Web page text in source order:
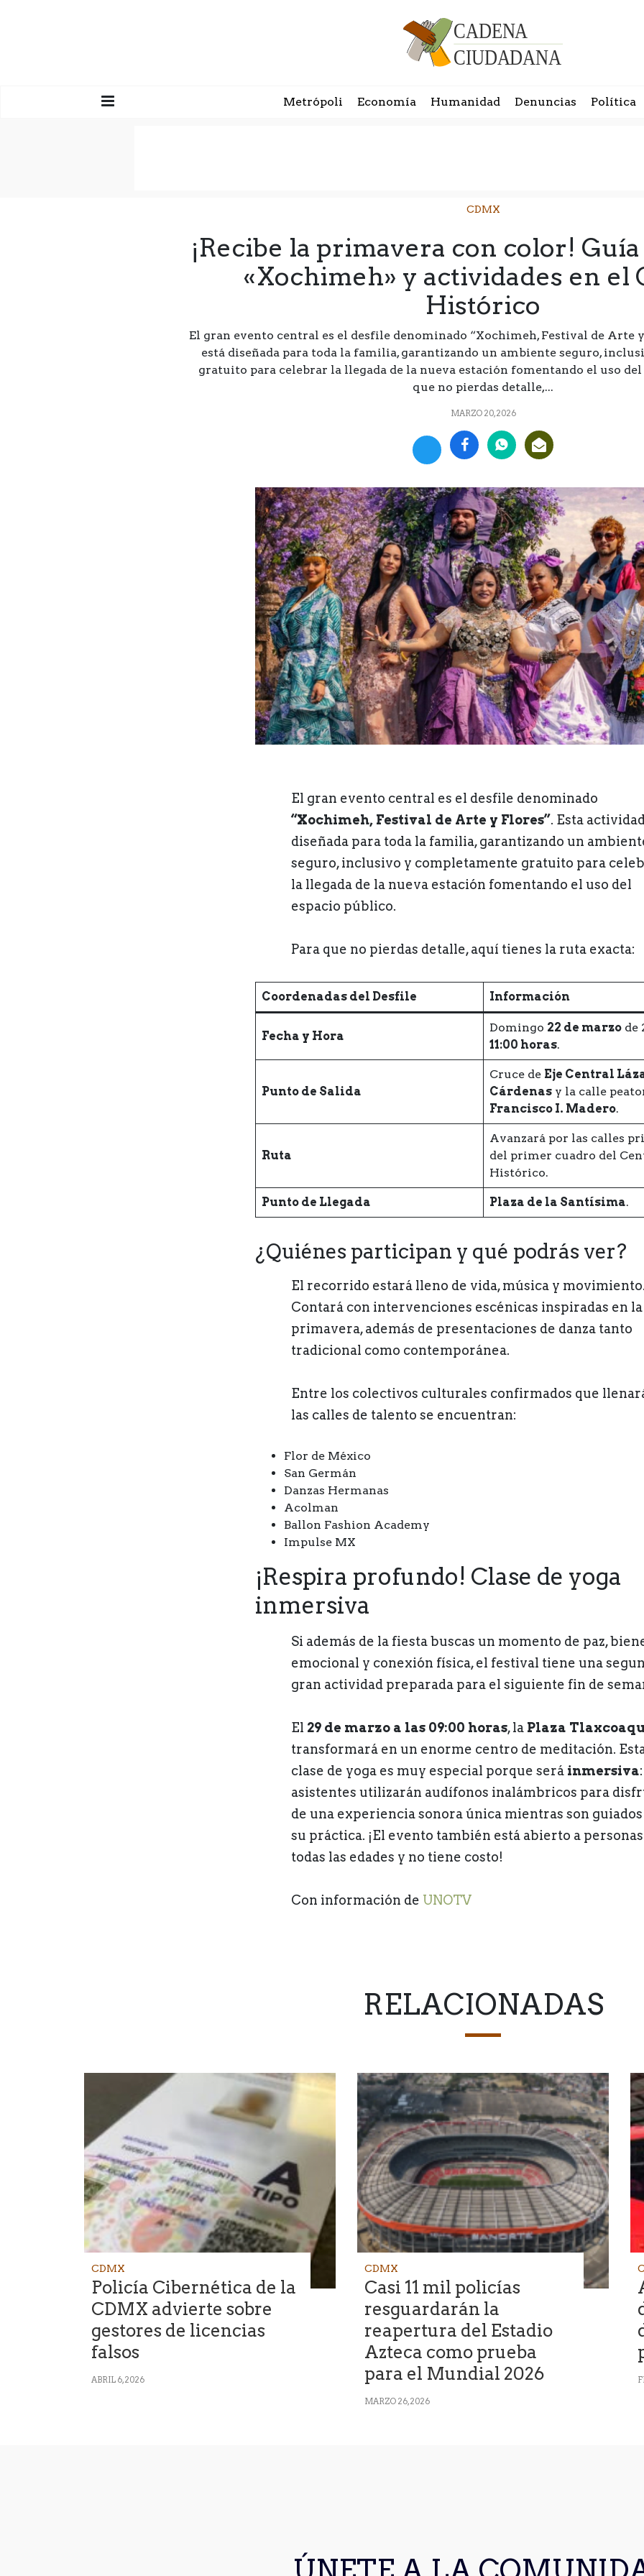
Metrópoli Economía Humanidad Denuncias Política
CDMX
¡Recibe la primavera con color!
«Xochimeh» y actividades en el
Histórico
El gran evento central es el desfile denominado “Xochimeh, Festival de Arte
está diseñada para toda la familia, garantizando un ambiente seguro,
gratuito para celebrar la llegada de la nueva estación fomentando el uso
que no pierdas detalle,...
MARZO 20, 2026
El gran evento central es el desfile denominado
“Xochimeh, Festival de Arte y Flores”. Esta
diseñada para toda la familia, garantizando un
seguro, inclusivo y completamente gratuito para
la llegada de la nueva estación fomentando el uso del
espacio público.
Para que no pierdas detalle, aquí tienes la ruta exacta:
Coordenadas del Desfile Información
Fecha y Hora
Domingo 22 de marzode
11:00 horas.
Punto de Salida
Cruce de Eje Central
Cárdenasy la calle
Francisco I. Madero.
Ruta
Avanzará por las calles
del primer cuadro del
Histórico.
Punto de Llegada Plaza de la Santísima.
¿Quiénes participan y qué podrás ver?
El recorrido estará lleno de vida, música y
Contará con intervenciones escénicas inspiradas en la
primavera, además de presentaciones de danza tanto
tradicional como contemporánea.
Entre los colectivos culturales confirmados que
las calles de talento se encuentran:
Flor de México
San Germán
Danzas Hermanas
Acolman
Ballon Fashion Academy
Impulse MX
¡Respira profundo! Clase de yoga
inmersiva
Si además de la fiesta buscas un momento de paz,
emocional y conexión física, el festival tiene una
gran actividad preparada para el siguiente fin de
El 29 de marzo a las 09:00 horas, la Plaza
transformará en un enorme centro de meditación.
clase de yoga es muy especial porque será inmersiva
asistentes utilizarán audífonos inalámbricos para
de una experiencia sonora única mientras son
su práctica. ¡El evento también está abierto a
todas las edades y no tiene costo!
Con información de UNOTV
RELACIONADAS
CDMX
Policía Cibernética de la
CDMX advierte sobre
gestores de licencias
falsos
ABRIL 6, 2026
CDMX
Casi 11 mil policías
resguardarán la
reapertura del Estadio
Azteca como prueba
para el Mundial 2026
MARZO 26, 2026